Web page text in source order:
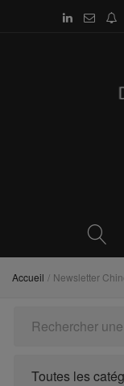
Accueil Newsletter
Toutes les